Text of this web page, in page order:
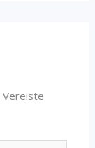
Vereiste